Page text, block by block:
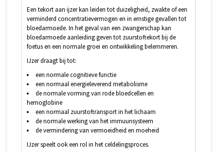
Een tekort aan ijzer kan leiden tot duizeligheid, zwakte of een
verminderd concentratievermogen en in ernstige gevallen tot
bloedarmoede. In het geval van een zwangerschap kan
bloedarmoede aanleiding geven tot zuurstoftekort bij de
foetus en een normale groei en ontwikkeling belemmeren.
IJzer draagt bij tot:
een normale cognitieve functie
een normaal energieleverend metabolisme
de normale vorming van rode bloedcellen en
hemoglobine
een normaal zuurstoftransport in het lichaam
de normale werking van het immuunsysteem
de vermindering van vermoeidheid en moeheid
IJzer speelt ook een rol in het celdelingsproces.